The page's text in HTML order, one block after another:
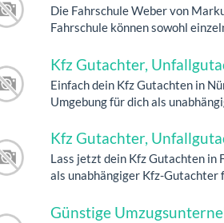
Die Fahrschule Weber von
Fahrschule können sowohl
Kfz Gutachter,
Einfach dein Kfz Gutachten in
Umgebung für dich als
Kfz Gutachter,
Lass jetzt dein Kfz Gutachten in
als unabhängiger Kfz-Gutachter
Günstige